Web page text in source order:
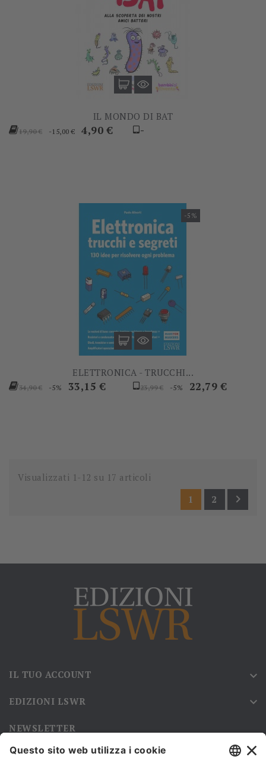
IL MONDO DI BAT
Prezzo
19,90 € -15,00 € Prezzo
4,90 € -
-5%
ELETTRONICA - TRUCCHI...
Prezzo
34,90 € -5% Prezzo
33,15 €
Prezzo
23,99 € -5% Prezzo
22,79 €
Visualizzati 1-12 su 17 articoli
1
2 
IL TUO ACCOUNT 
EDIZIONI LSWR 
NEWSLETTER
Iscriviti alla nostra newsletter e rimani sempre aggiornato sulle